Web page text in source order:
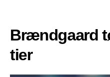
Brændgaard
tier